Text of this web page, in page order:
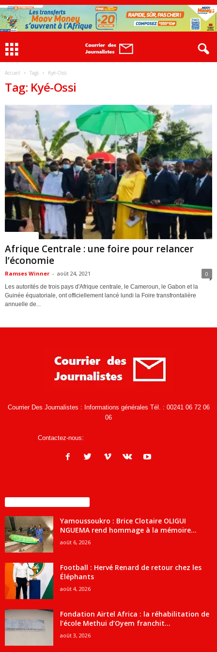
Accueil Tags Kyé-Ossi
Tag: Kyé-Ossi
Afrique Centrale : une foire pour relancer
l’économie
Ramses Winner - août 24, 2021 0
Les autorités de trois pays d'Afrique centrale, le Cameroun, le Gabon et la
Guinée équatoriale, ont officiellement lancé lundi la Foire transfrontalière
annuelle de...
Courrier Des Journalistes : Informations générales Tél. : 00241 06 72 06
06
Contactez-nous:
Yamoussoukro : Brice Clotaire OLIGUI
NGUEMA rend hommage à la mémoire...
août 6, 2026
Football : Hervé Renard de retour chez les
Éléphants
août 4, 2026
Fondation Airtel Africa : la réhabilitation de
l’école Methui d’Oyem franchit...
août 3, 2026